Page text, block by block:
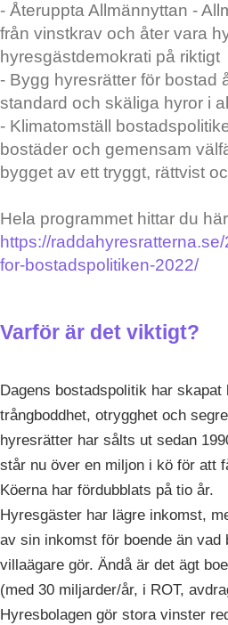
- Återuppta Allmännyttan -
från vinstkrav och åter vara
hyresgästdemokrati på riktigt
- Bygg hyresrätter för bostad
standard och skäliga hyror i
- Klimatomställ
bostäder och gemensam
bygget av ett tryggt, rättvist
Hela programmet hittar du
https://
for-bostadspolitiken-2022/
Varför är det viktigt?
Dagens bostadspolitik har skapat
trångboddhet, otrygghet och
hyresrätter har sålts ut sedan
står nu över en miljon i kö för att
Köerna har fördubblats på tio år.
Hyresgäster har lägre inkomst,
av sin inkomst för boende än vad
villaägare gör. Ändå är det ägt
(med 30 miljarder/år, i ROT,
Hyresbolagen gör stora vinster